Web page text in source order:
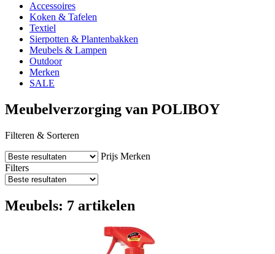
Accessoires
Koken & Tafelen
Textiel
Sierpotten & Plantenbakken
Meubels & Lampen
Outdoor
Merken
SALE
Meubelverzorging van POLIBOY
Filteren & Sorteren
Prijs Merken
Filters
Meubels: 7 artikelen